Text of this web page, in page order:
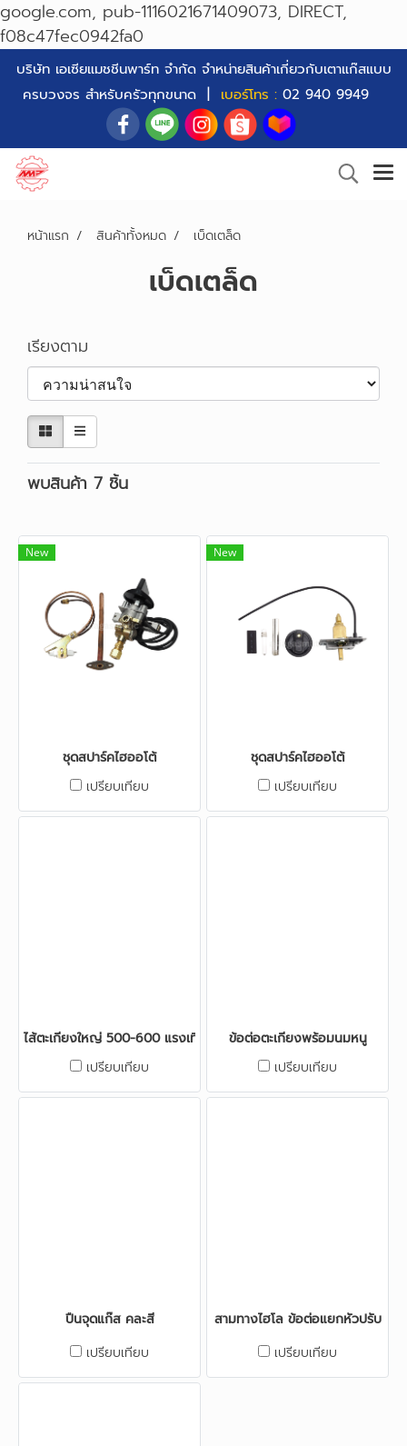
google.com, pub-1116021671409073, DIRECT,
f08c47fec0942fa0
บริษัท เอเซียแมชชีนพาร์ท จำกัด จำหน่ายสินค้าเกี่ยวกับเตาแก๊สแบบ
ครบวงจร สำหรับครัวทุกขนาด | เบอร์โทร : 02 940 9949
หน้าแรก สินค้าทั้งหมด เบ็ดเตล็ด
เบ็ดเตล็ด
เรียงตาม
พบสินค้า 7 ชิ้น
New
ชุดสปาร์คไฮออโต้
เปรียบเทียบ
New
ชุดสปาร์คไฮออโต้
เปรียบเทียบ
ไส้ตะเกียงใหญ่ 500-600 แรงเทียน
เปรียบเทียบ
ข้อต่อตะเกียงพร้อมนมหนู
เปรียบเทียบ
ปืนจุดแก๊ส คละสี
เปรียบเทียบ
สามทางไฮโล ข้อต่อแยกหัวปรับ
เปรียบเทียบ